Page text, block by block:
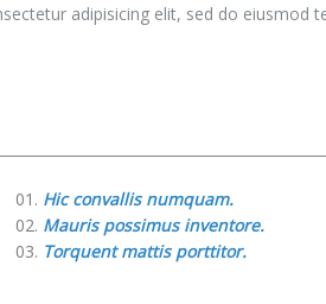
adipisicing elit, sed do eiusmod
Hic convallis numquam.
Mauris possimus inventore.
Torquent mattis porttitor.